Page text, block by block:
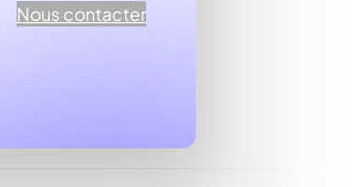
Nous contacter